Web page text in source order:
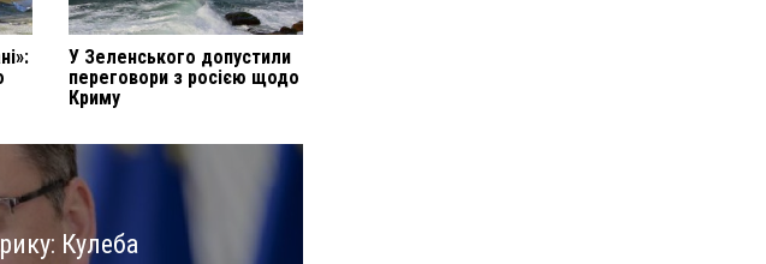
У Зеленського допустили
переговори з росією щодо
Криму
Кулеба